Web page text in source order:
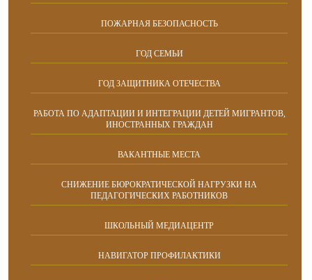
ПОЖАРНАЯ БЕЗОПАСНОСТЬ
ГОД СЕМЬИ
ГОД ЗАЩИТНИКА ОТЕЧЕСТВА
РАБОТА ПО АДАПТАЦИИ И ИНТЕГРАЦИИ ДЕТЕЙ МИГРАНТОВ,
ИНОСТРАННЫХ ГРАЖДАН
ВАКАНТНЫЕ МЕСТА
СНИЖЕНИЕ БЮРОКРАТИЧЕСКОЙ НАГРУЗКИ НА
ПЕДАГОГИЧЕСКИХ РАБОТНИКОВ
ШКОЛЬНЫЙ МЕДИАЦЕНТР
НАВИГАТОР ПРОФИЛАКТИКИ